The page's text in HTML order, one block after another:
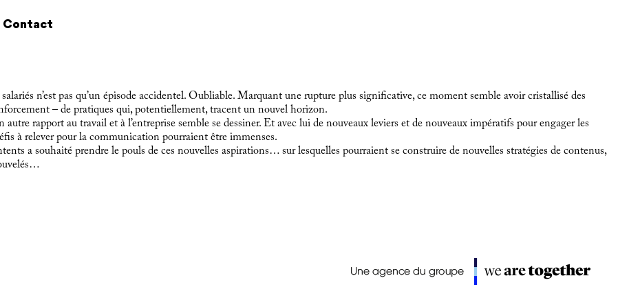
Contact
n’est pas qu’un épisode accidentel. Oubliable. Marquant une rupture plus significative, ce moment semble avoir cristallisé des
– de pratiques qui, potentiellement, tracent un nouvel horizon.
rapport au travail et à l’entreprise semble se dessiner. Et avec lui de nouveaux leviers et de nouveaux impératifs pour engager les
à relever pour la communication pourraient être immenses.
a souhaité prendre le pouls de ces nouvelles aspirations… sur lesquelles pourraient se construire de nouvelles stratégies de contenus,